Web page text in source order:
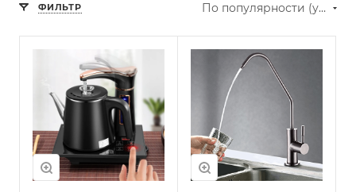
ФИЛЬТР По популярности (убывание)